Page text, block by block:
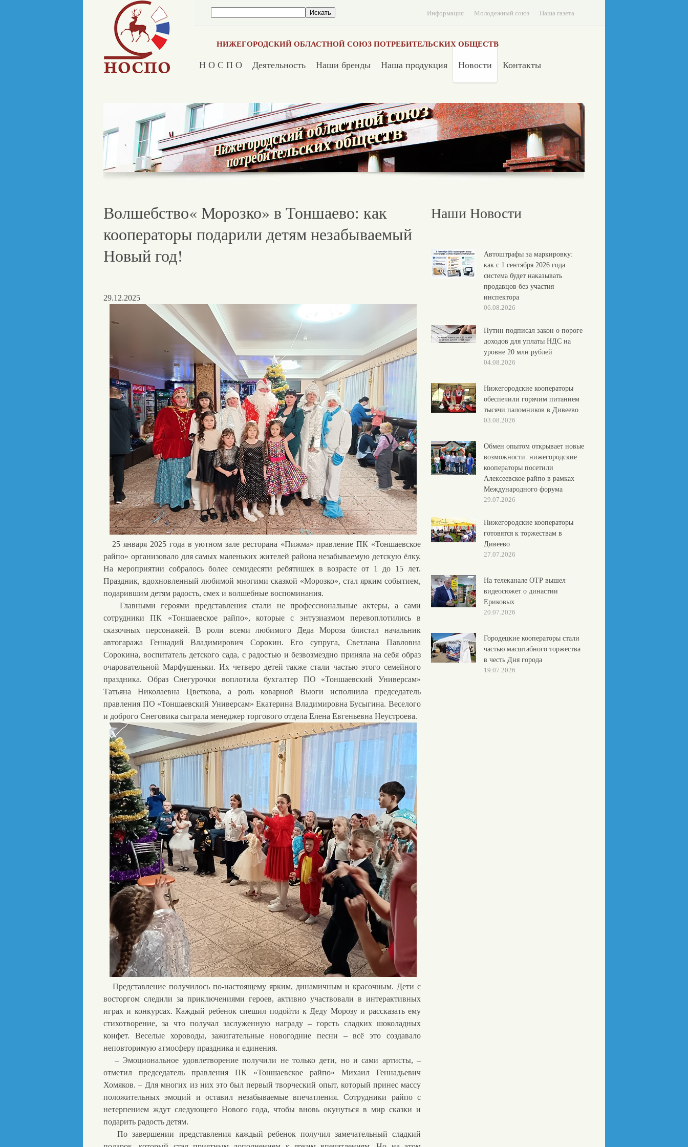
Наша газета
Молодежный союз
Информация
Н О С П О Деятельность Наши бренды Наша продукция Новости Контакты
НИЖЕГОРОДСКИЙ ОБЛАСТНОЙ СОЮЗ ПОТРЕБИТЕЛЬСКИХ ОБЩЕСТВ
Волшебство« Морозко» в Тоншаево: как
кооператоры подарили детям незабываемый
Новый год!
29.12.2025
25 января 2025 года в уютном зале ресторана «Пижма» правление ПК «Тоншаевское
райпо» организовало для самых маленьких жителей района незабываемую детскую ёлку.
На мероприятии собралось более семидесяти ребятишек в возрасте от 1 до 15 лет.
Праздник, вдохновленный любимой многими сказкой «Морозко», стал ярким событием,
подарившим детям радость, смех и волшебные воспоминания.
Главными героями представления стали не профессиональные актеры, а сами
сотрудники ПК «Тоншаевское райпо», которые с энтузиазмом перевоплотились в
сказочных персонажей. В роли всеми любимого Деда Мороза блистал начальник
автогаража Геннадий Владимирович Сорокин. Его супруга, Светлана Павловна
Сорокина, воспитатель детского сада, с радостью и безвозмездно приняла на себя образ
очаровательной Марфушеньки. Их четверо детей также стали частью этого семейного
праздника. Образ Снегурочки воплотила бухгалтер ПО «Тоншаевский Универсам»
Татьяна Николаевна Цветкова, а роль коварной Вьюги исполнила председатель
правления ПО «Тоншаевский Универсам» Екатерина Владимировна Бусыгина. Веселого
и доброго Снеговика сыграла менеджер торгового отдела Елена Евгеньевна Неустроева.
Представление получилось по-настоящему ярким, динамичным и красочным. Дети с
восторгом следили за приключениями героев, активно участвовали в интерактивных
играх и конкурсах. Каждый ребенок спешил подойти к Деду Морозу и рассказать ему
стихотворение, за что получал заслуженную награду – горсть сладких шоколадных
конфет. Веселые хороводы, зажигательные новогодние песни – всё это создавало
неповторимую атмосферу праздника и единения.
– Эмоциональное удовлетворение получили не только дети, но и сами артисты, –
отметил председатель правления ПК «Тоншаевское райпо» Михаил Геннадьевич
Хомяков. – Для многих из них это был первый творческий опыт, который принес массу
положительных эмоций и оставил незабываемые впечатления. Сотрудники райпо с
нетерпением ждут следующего Нового года, чтобы вновь окунуться в мир сказки и
подарить радость детям.
По завершении представления каждый ребенок получил замечательный сладкий
Наши Новости
Автоштрафы за маркировку:
как с 1 сентября 2026 года
система будет наказывать
продавцов без участия
инспектора
06.08.2026
Путин подписал закон о пороге
доходов для уплаты НДС на
уровне 20 млн рублей
04.08.2026
Нижегородские кооператоры
обеспечили горячим питанием
тысячи паломников в Дивеево
03.08.2026
Обмен опытом открывает новые
возможности: нижегородские
кооператоры посетили
Алексеевское райпо в рамках
Международного форума
29.07.2026
Нижегородские кооператоры
готовятся к торжествам в
Дивеево
27.07.2026
На телеканале ОТР вышел
видеосюжет о династии
Ериковых
20.07.2026
Городецкие кооператоры стали
частью масштабного торжества
в честь Дня города
19.07.2026